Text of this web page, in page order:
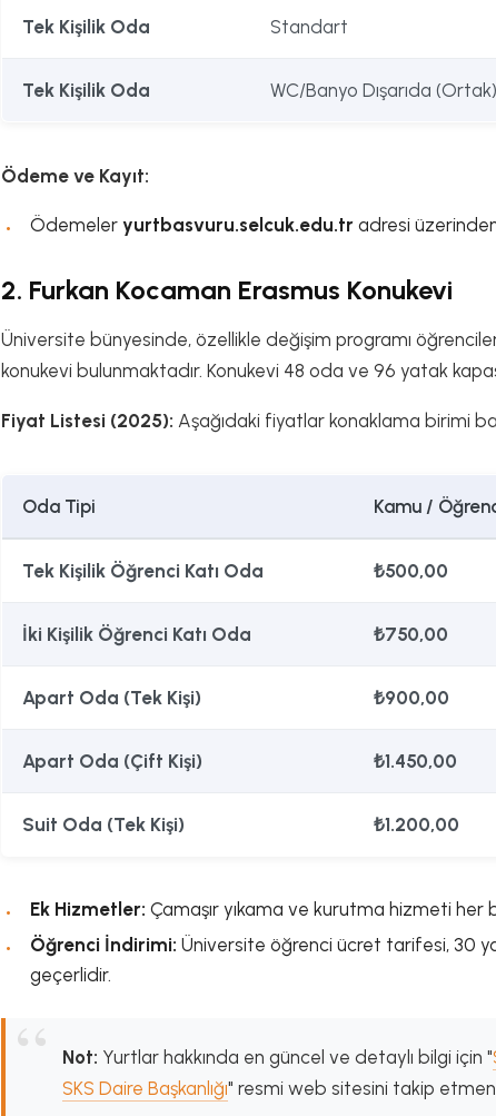
Tek Kişilik Oda Standart
Tek Kişilik Oda WC/Banyo Dışarıda (Ortak)
Ödeme ve Kayıt:
Ödemeler yurtbasvuru.selcuk.edu.tradresi üzerinden
2. Furkan Kocaman Erasmus Konukevi
Üniversite bünyesinde, özellikle değişim programı
konukevi bulunmaktadır. Konukevi 48 oda ve 96 yatak
Fiyat Listesi (2025): Aşağıdaki fiyatlar konaklama birimi
Oda Tipi Kamu /
Tek Kişilik Öğrenci Katı Oda ₺500,00
İki Kişilik Öğrenci Katı Oda ₺750,00
Apart Oda (Tek Kişi) ₺900,00
Apart Oda (Çift Kişi) ₺1.450,00
Suit Oda (Tek Kişi) ₺1.200,00
Ek Hizmetler: Çamaşır yıkama ve kurutma hizmeti her
Öğrenci İndirimi: Üniversite öğrenci ücret tarifesi, 30
geçerlidir.
Not: Yurtlar hakkında en güncel ve detaylı bilgi için "
SKS Daire Başkanlığı" resmi web sitesini takip